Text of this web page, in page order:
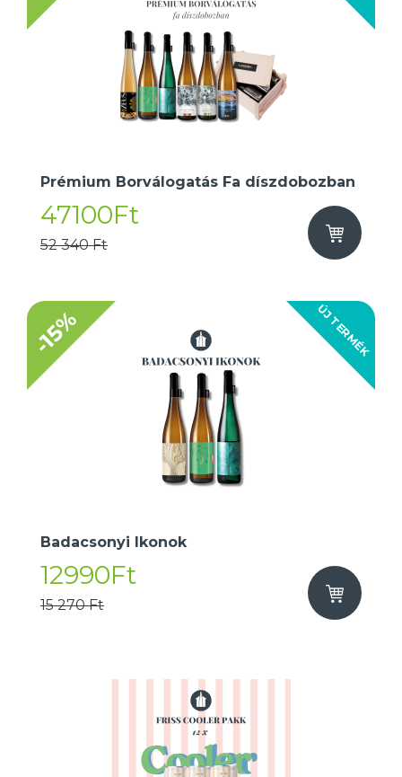
Prémium Borválogatás Fa díszdobozban
47100Ft
52 340 Ft
ÚJ TERMÉK
-15%
Badacsonyi Ikonok
12990Ft
15 270 Ft